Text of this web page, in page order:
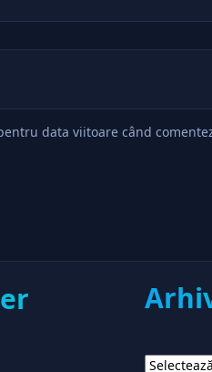
data viitoare când
Arhive